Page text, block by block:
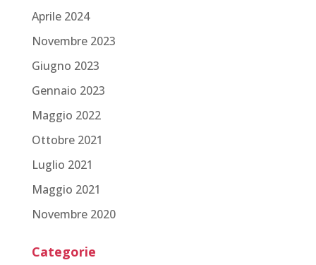
Aprile 2024
Novembre 2023
Giugno 2023
Gennaio 2023
Maggio 2022
Ottobre 2021
Luglio 2021
Maggio 2021
Novembre 2020
Categorie